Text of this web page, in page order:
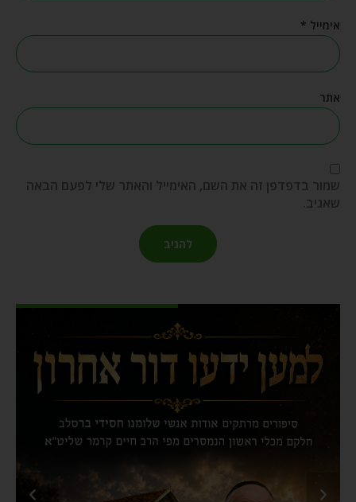
אימייל *
אתר
שמור בדפדפן זה את השם, האימייל והאתר שלי לפעם הבאה
שאגיב.